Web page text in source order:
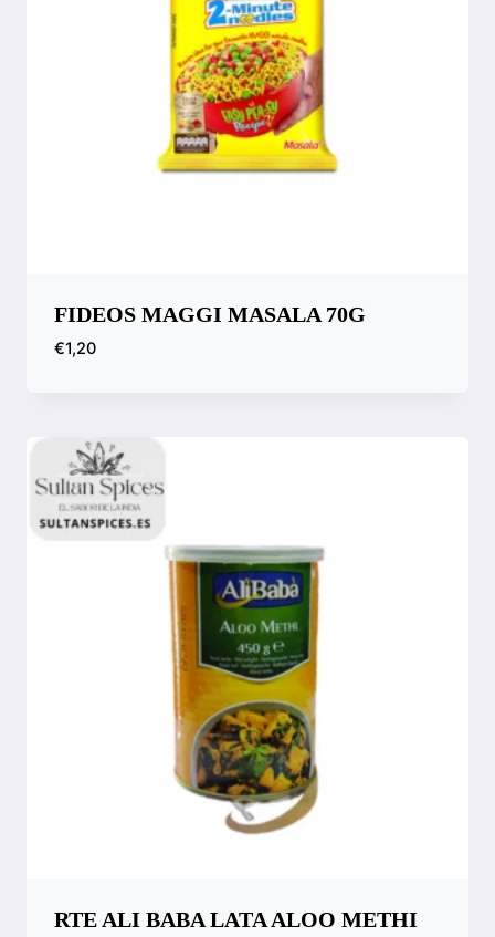
FIDEOS MAGGI MASALA 70G
€1,20
RTE ALI BABA LATA ALOO METHI